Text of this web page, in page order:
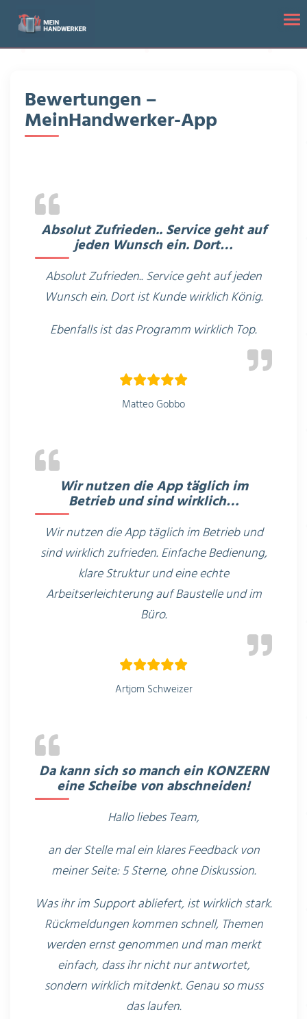
Startseite
Bewertungen –
MeinHandwerker-App
Absolut Zufrieden.. Service geht auf
jeden Wunsch ein. Dort…
Absolut Zufrieden.. Service geht auf jeden
Wunsch ein. Dort ist Kunde wirklich König.
Ebenfalls ist das Programm wirklich Top.
Matteo Gobbo
Wir nutzen die App täglich im
Betrieb und sind wirklich…
Wir nutzen die App täglich im Betrieb und
sind wirklich zufrieden. Einfache Bedienung,
klare Struktur und eine echte
Arbeitserleichterung auf Baustelle und im
Büro.
Artjom Schweizer
Da kann sich so manch ein KONZERN
eine Scheibe von abschneiden!
Hallo liebes Team,
an der Stelle mal ein klares Feedback von
meiner Seite: 5 Sterne, ohne Diskussion.
Was ihr im Support abliefert, ist wirklich stark.
Rückmeldungen kommen schnell, Themen
werden ernst genommen und man merkt
einfach, dass ihr nicht nur antwortet,
sondern wirklich mitdenkt. Genau so muss
das laufen.